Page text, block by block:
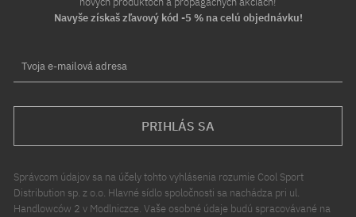
Navyše získaš zľavový kód -5 % na celú objednávku!
Tvoja e-mailová adresa
PRIHLÁS SA
Správcom údajov sa na účely tohto vyhlásenia rozumie Cool Sport
Distribution sp. z o.o. Hlavné sídlo spoločnosti sa nachádza pri ul.
Handlowców 2 v Modlniczce. Vaše osobné údaje budú spracovávané na